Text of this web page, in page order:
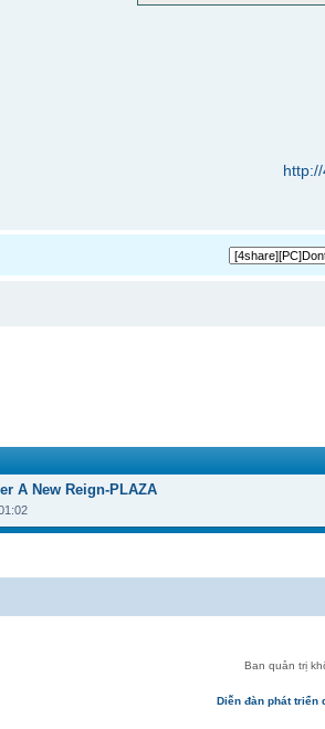
A New Reign-PLAZA
Ban quản trị
Diễn đàn phát triển